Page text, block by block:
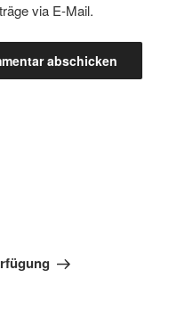
via E-Mail.